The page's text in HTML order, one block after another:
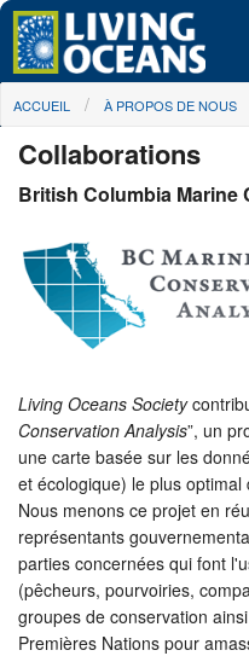
Skip to main content
À propos de nous
Nos campagnes
Les Cartes
Passez à l'action
You are here
ACCUEIL À PROPOS DE NOUS
Collaborations
British Columbia
Living Oceans Society
Conservation Analysis”, un
une carte basée sur les
et écologique) le plus optimal
Nous menons ce projet en
représentants
parties concernées qui font
(pêcheurs, pourvoiries,
groupes de conservation
Premières Nations pour